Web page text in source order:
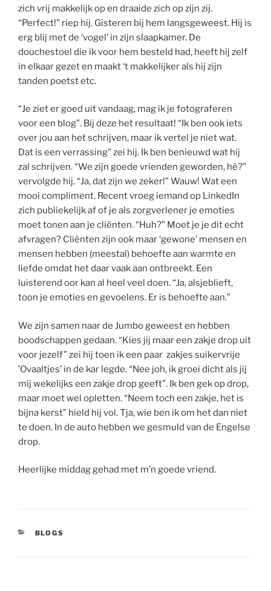
zich vrij makkelijk op en draaide zich op zijn zij.
“Perfect!” riep hij. Gisteren bij hem langsgeweest. Hij is
erg blij met de ‘vogel’ in zijn slaapkamer. De
douchestoel die ik voor hem besteld had, heeft hij zelf
in elkaar gezet en maakt ‘t makkelijker als hij zijn
tanden poetst etc.
“Je ziet er goed uit vandaag, mag ik je fotograferen
voor een blog”. Bij deze het resultaat! “Ik ben ook iets
over jou aan het schrijven, maar ik vertel je niet wat.
Dat is een verrassing” zei hij. Ik ben benieuwd wat hij
zal schrijven. “We zijn goede vrienden geworden, hè?”
vervolgde hij. “Ja, dat zijn we zeker!” Wauw! Wat een
mooi compliment. Recent vroeg iemand op LinkedIn
zich publiekelijk af of je als zorgverlener je emoties
moet tonen aan je cliënten. “Huh?” Moet je je dit echt
afvragen? Cliënten zijn ook maar ‘gewone’ mensen en
mensen hebben (meestal) behoefte aan warmte en
liefde omdat het daar vaak aan ontbreekt. Een
luisterend oor kan al heel veel doen. “Ja, alsjeblieft,
toon je emoties en gevoelens. Er is behoefte aan.”
We zijn samen naar de Jumbo geweest en hebben
boodschappen gedaan. “Kies jij maar een zakje drop uit
voor jezelf” zei hij toen ik een paar zakjes suikervrije
’Ovaaltjes’ in de kar legde. “Nee joh, ik groei dicht als jij
mij wekelijks een zakje drop geeft”. Ik ben gek op drop,
maar moet wel opletten. “Neem toch een zakje, het is
bijna kerst” hield hij vol. Tja, wie ben ik om het dan niet
te doen. In de auto hebben we gesmuld van de Engelse
drop.
Heerlijke middag gehad met m’n goede vriend.
CATEGORIEËN
BLOGS